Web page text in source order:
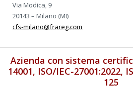
Via Modica, 9
20143 – Milano (MI)
cfs-milano@frareg.com
Azienda con sistema
14001, ISO/IEC-27001:2022,
125